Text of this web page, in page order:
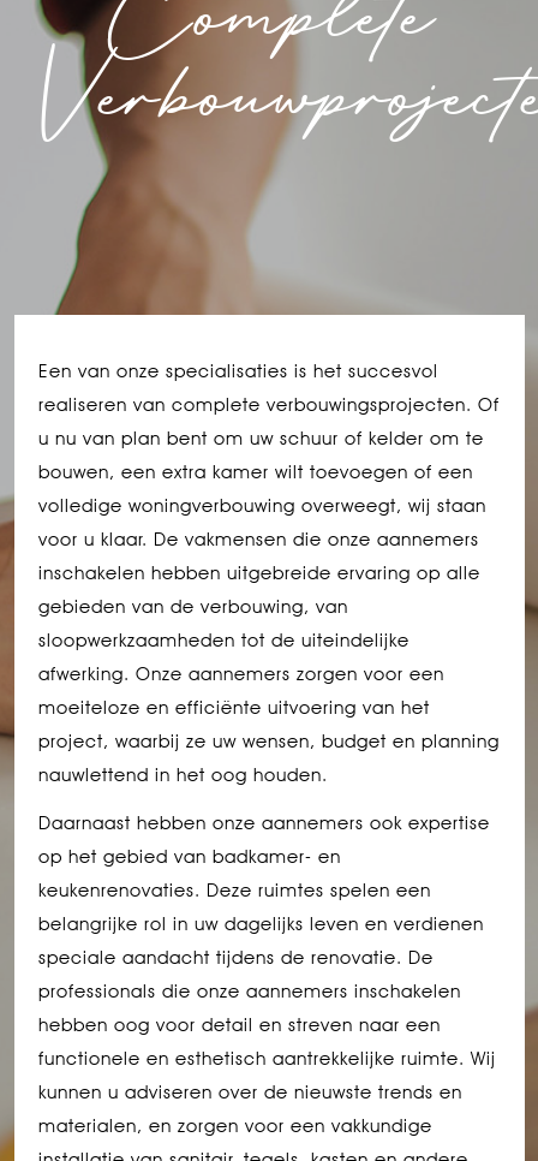
Een van onze specialisaties is het succesvol
realiseren van complete verbouwingsprojecten. Of
u nu van plan bent om uw schuur of kelder om te
bouwen, een extra kamer wilt toevoegen of een
volledige woningverbouwing overweegt, wij staan
voor u klaar. De vakmensen die onze aannemers
inschakelen hebben uitgebreide ervaring op alle
gebieden van de verbouwing, van
sloopwerkzaamheden tot de uiteindelijke
afwerking. Onze aannemers zorgen voor een
moeiteloze en efficiënte uitvoering van het
project, waarbij ze uw wensen, budget en planning
nauwlettend in het oog houden.
Daarnaast hebben onze aannemers ook expertise
op het gebied van badkamer- en
keukenrenovaties. Deze ruimtes spelen een
belangrijke rol in uw dagelijks leven en verdienen
speciale aandacht tijdens de renovatie. De
professionals die onze aannemers inschakelen
hebben oog voor detail en streven naar een
functionele en esthetisch aantrekkelijke ruimte. Wij
kunnen u adviseren over de nieuwste trends en
materialen, en zorgen voor een vakkundige